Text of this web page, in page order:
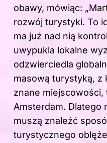
obawy, mówiąc:
rozwój turystyki. To
ma już nad nią
uwypukla lokalne
odzwierciedla
masową turystyką, z
znane miejscowości,
Amsterdam. Dlatego
muszą znaleźć
turystycznego